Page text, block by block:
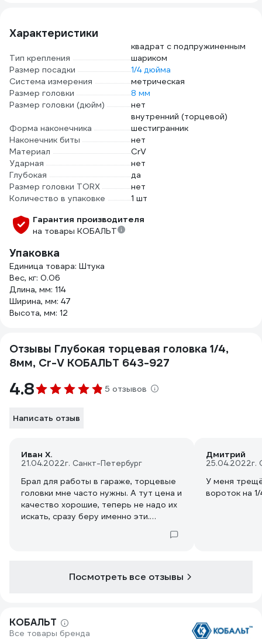
Характеристики
Тип крепления
квадрат с подпружиненным
шариком
Размер посадки
1/4 дюйма
Система измерения
метрическая
Размер головки
8 мм
Размер головки (дюйм)
нет
Форма наконечника
внутренний (торцевой)
шестигранник
Наконечник биты
нет
Материал
CrV
Ударная
нет
Глубокая
да
Размер головки TORX
нет
Количество в упаковке
1 шт
Гарантия производителя
на товары КОБАЛЬТ
Упаковка
Единица товара: Штука
Вес, кг: 0.06
Длина, мм: 114
Ширина, мм: 47
Высота, мм: 12
Отзывы Глубокая торцевая головка 1/4,
8мм, Cr-V КОБАЛЬТ 643-927
4.8 5 отзывов
Написать отзыв
Иван Х.
21.04.2022г. Санкт-Петербург
Брал для работы в гараже, торцевые
головки мне часто нужны. А тут цена и
качество хорошие, теперь не надо их
искать, сразу беру именно эти.
Дмитрий
25.04.2022г.
У меня
вороток на 1/
Посмотреть все отзывы
КОБАЛЬТ
Все товары бренда